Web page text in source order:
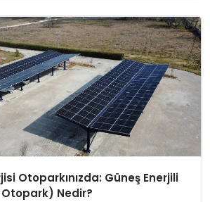
Otoparkınızda: Güneş Enerjili
Nedir?